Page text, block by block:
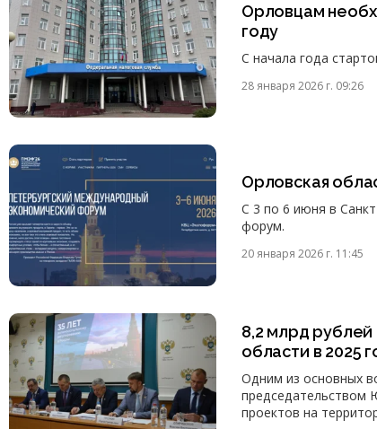
Орловцам
году
С начала года
28 января 2026 г. 09:26
Орловская
С 3 по 6 июня в
форум.
20 января 2026 г. 11:45
8,2 млрд
области в 2025
Одним из основных
председательством
проектов на